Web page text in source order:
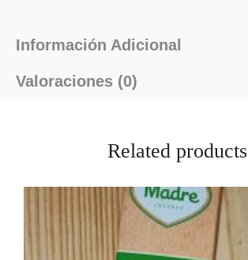
Información Adicional
Valoraciones (0)
Related products